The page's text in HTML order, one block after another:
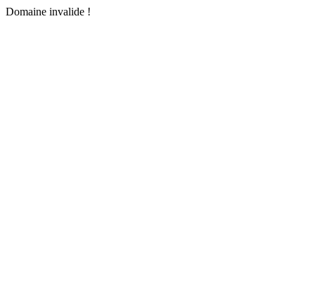
Domaine invalide !